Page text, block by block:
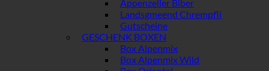
Appenzeller Biber
Landsgmeend Chrempfli
Gutscheine
GESCHENK BOXEN
Box Alpenmix
Box Alpenmix Wild